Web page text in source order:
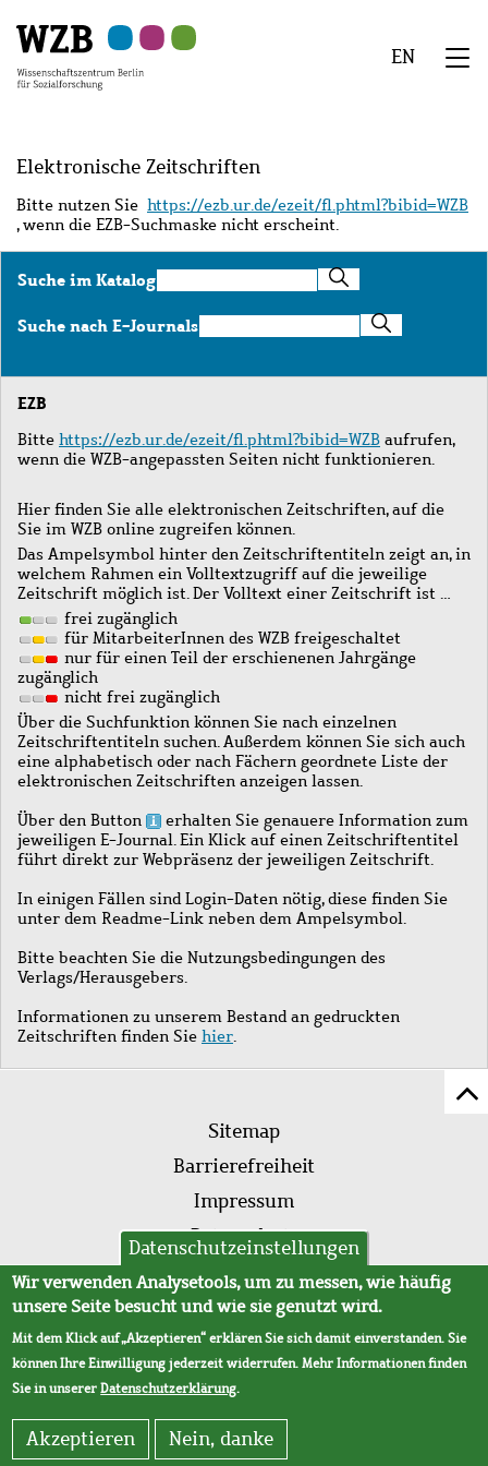
Hauptinhalt
springen
Navigation
springen
Suche
springen
Sekundärnavigation
springen
Fußzeile
springen
EN
Elektronische Zeitschriften
Bitte nutzen Sie https://ezb.ur.de/ezeit/fl.phtml?bibid=WZB
, wenn die EZB-Suchmaske nicht erscheint.
Suche im KatalogSuche
im
Katalog
Suche nach E-JournalsSuche
nach
Journals
EZB
Bitte https://ezb.ur.de/ezeit/fl.phtml?bibid=WZB aufrufen,
wenn die WZB-angepassten Seiten nicht funktionieren.
Hier finden Sie alle elektronischen Zeitschriften, auf die
Sie im WZB online zugreifen können.
Das Ampelsymbol hinter den Zeitschriftentiteln zeigt an, in
welchem Rahmen ein Volltextzugriff auf die jeweilige
Zeitschrift möglich ist. Der Volltext einer Zeitschrift ist …
frei zugänglich
für MitarbeiterInnen des WZB freigeschaltet
nur für einen Teil der erschienenen Jahrgänge
zugänglich
nicht frei zugänglich
Über die Suchfunktion können Sie nach einzelnen
Zeitschriftentiteln suchen. Außerdem können Sie sich auch
eine alphabetisch oder nach Fächern geordnete Liste der
elektronischen Zeitschriften anzeigen lassen.
Über den Button
erhalten Sie genauere Information zum
jeweiligen E-Journal. Ein Klick auf einen Zeitschriftentitel
führt direkt zur Webpräsenz der jeweiligen Zeitschrift.
In einigen Fällen sind Login-Daten nötig, diese finden Sie
unter dem Readme-Link neben dem Ampelsymbol.
Bitte beachten Sie die Nutzungsbedingungen des
Verlags/Herausgebers.
Informationen zu unserem Bestand an gedruckten
Zeitschriften finden Sie hier.
Fußleistenmenü
Sitemap
Barrierefreiheit
Impressum
Datenschutz
AVB
Datenschutzeinstellungen
Wir verwenden Analysetools, um zu messen, wie häufig
unsere Seite besucht und wie sie genutzt wird.
Mit dem Klick auf „Akzeptieren“ erklären Sie sich damit einverstanden. Sie
können Ihre Einwilligung jederzeit widerrufen. Mehr Informationen finden
Sie in unsererDatenschutzerklärung.
Akzeptieren Nein, danke